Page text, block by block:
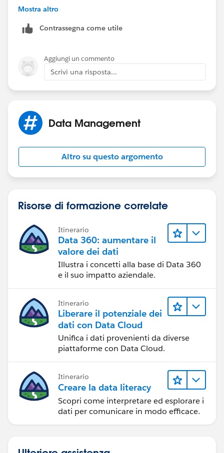
user
Mostra altro
Contrassegna come utile
Aggiungi un commento
Scrivi una risposta...
Data Management
Altro su questo argomento
Risorse di formazione correlate
Itinerario
Data 360: aumentare il
valore dei dati
Illustra i concetti alla base di Data 360
e il suo impatto aziendale.
Itinerario
Liberare il potenziale dei
dati con Data Cloud
Unifica i dati provenienti da diverse
piattaforme con Data Cloud.
Itinerario
Creare la data literacy
Scopri come interpretare ed esplorare i
dati per comunicare in modo efficace.